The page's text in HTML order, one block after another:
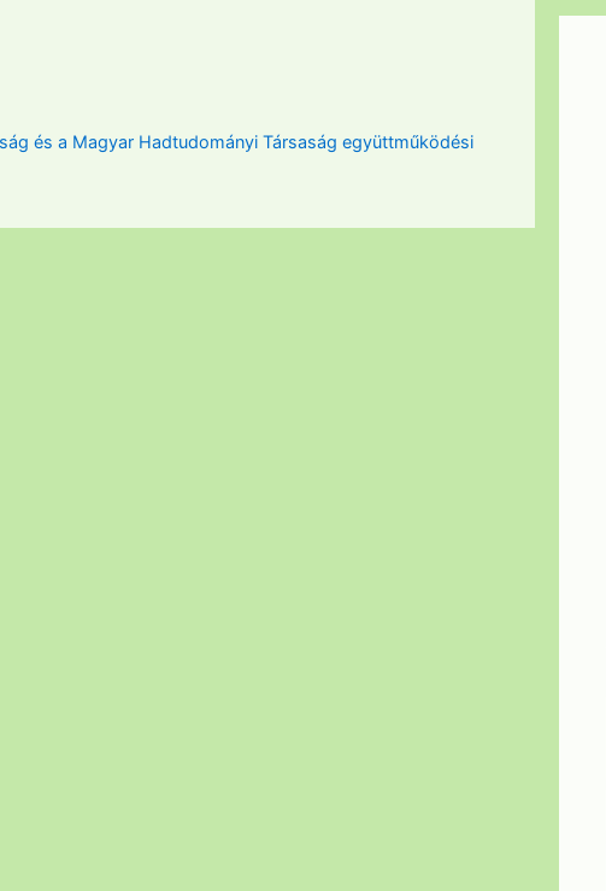
és a Magyar Hadtudományi Társaság együttműködési